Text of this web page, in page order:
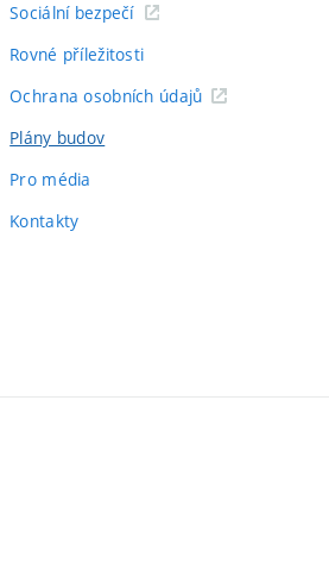
Sociální bezpečí
Rovné příležitosti
Ochrana osobních údajů
Plány budov
Pro média
Kontakty